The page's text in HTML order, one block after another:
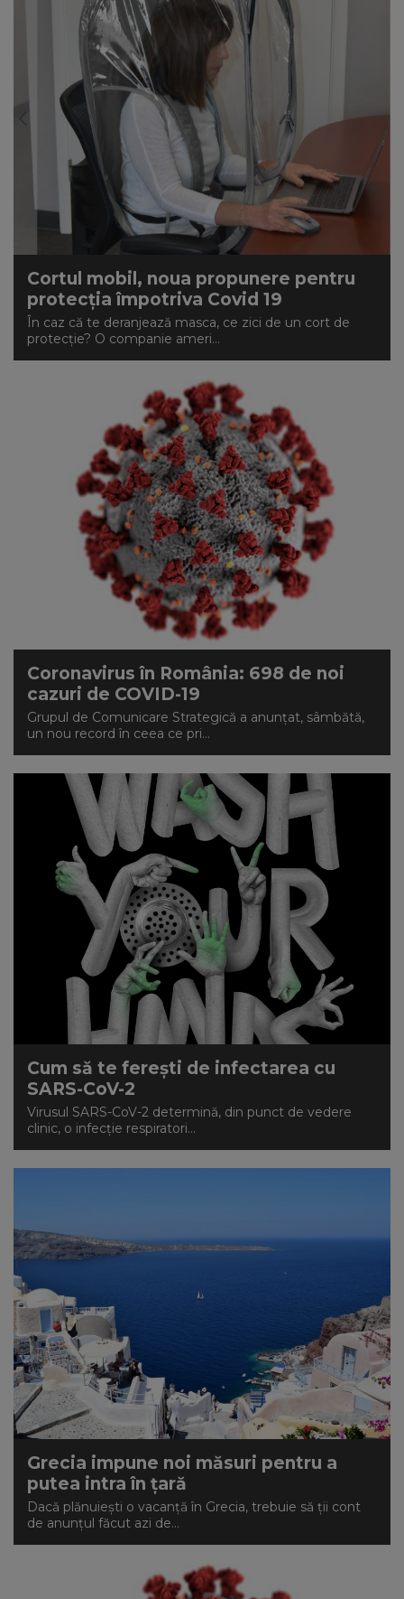
Cortul mobil, noua propunere pentru
protecția împotriva Covid 19
În caz că te deranjează masca, ce zici de un cort de
protecție? O companie ameri...
Coronavirus în România: 698 de noi
cazuri de COVID-19
Grupul de Comunicare Strategică a anunțat, sâmbătă,
un nou record în ceea ce pri...
Cum să te ferești de infectarea cu
SARS-CoV-2
Virusul SARS-CoV-2 determină, din punct de vedere
clinic, o infecție respiratori...
Grecia impune noi măsuri pentru a
putea intra în țară
Dacă plănuiești o vacanță în Grecia, trebuie să ții cont
de anunțul făcut azi de...